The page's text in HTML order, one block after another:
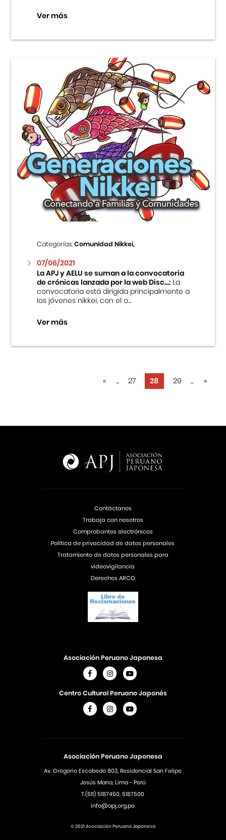
Ver más
Categorías:Comunidad Nikkei,
07/06/2021
La APJ y AELU se suman a la convocatoria
de crónicas lanzada por la web Disc...:La
convocatoria está dirigida principalmente a
los jóvenes nikkei, con el o...
Ver más
« ... 27 28 29 ... »
Asociación Peruano Japonesa
Av. Gregorio Escobedo 803, Residencial San Felipe
Jesús Maria, Lima - Perú
T.(511) 5187450, 5187500
info@apj.org.pe
Asociación Peruano Japonesa
Centro Cultural Peruano Japonés
Contáctanos
Trabaja con nosotros
Comprobantes electrónicos
Política de privacidad de datos personales
Tratamiento de datos personales para
videovigilancia
Derechos ARCO
© 2021 Asociación Peruano Japonesa